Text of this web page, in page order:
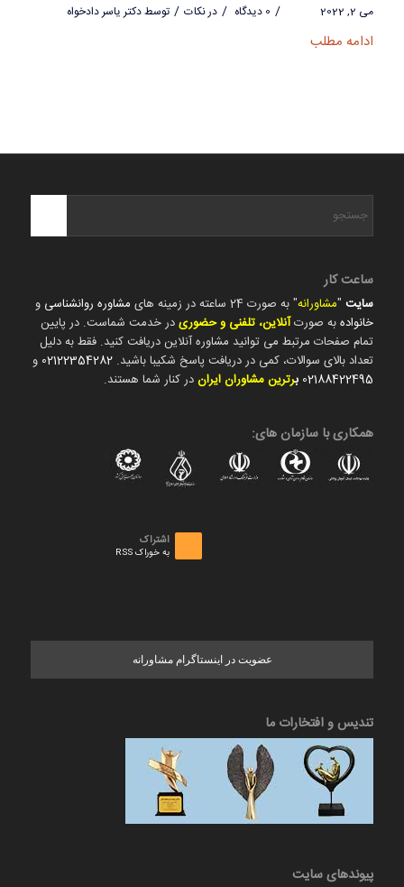
می 2, 2022 / 0 دیدگاه / درنکات / توسطدکتر یاسر دادخواه
ادامه مطلب
ساعت کار
سایت"مشاورانه" به صورت 24 ساعته در زمینه های مشاوره روانشناسی و
خانوادهبه صورتآنلاین، تلفنی و حضوریدر خدمت شماست. در پایین
تمام صفحات مرتبط می توانید مشاوره آنلاین دریافت کنید. فقط به دلیل
تعداد بالای سوالات، کمی در دریافت پاسخ شکیبا باشید. 02122354282 و
02188422495 برترین مشاوران ایراندر کنار شما هستند.
همکاری با سازمان های:
اشتراک
به خوراک RSS
عضویت در اینستاگرام مشاورانه
تندیس و افتخارات ما
پیوندهای سایت